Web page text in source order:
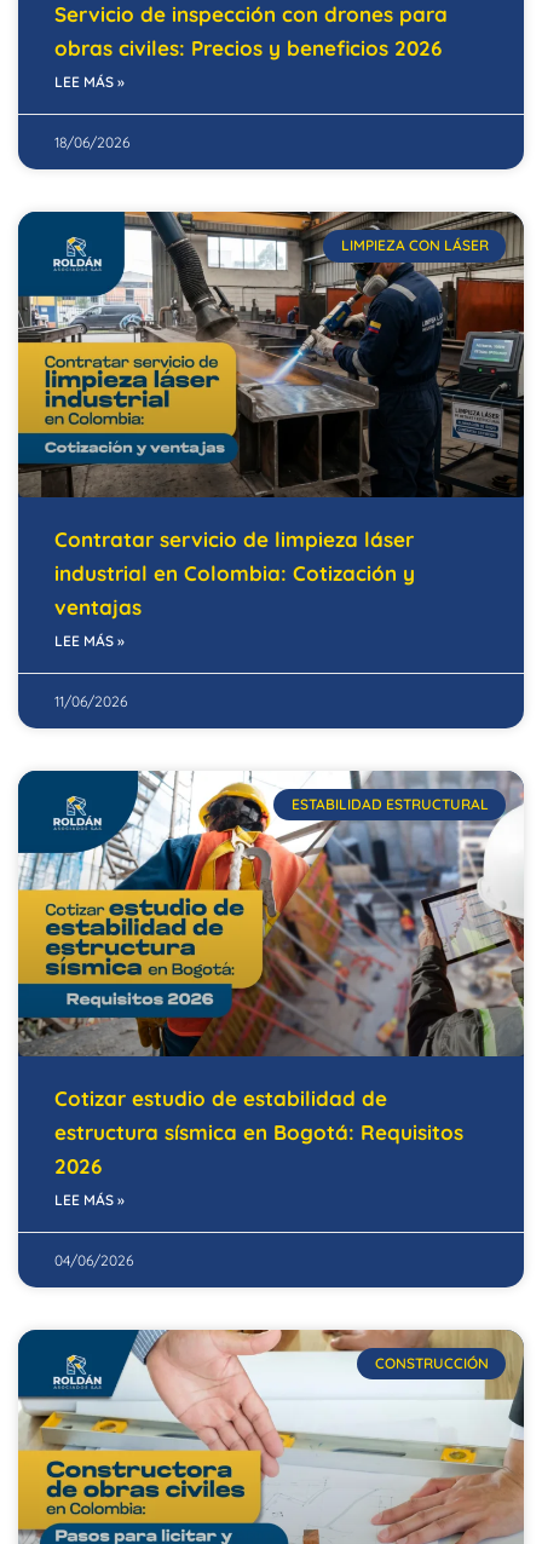
Servicio de inspección con drones para
obras civiles: Precios y beneficios 2026
LEE MÁS »
18/06/2026
LIMPIEZA CON LÁSER
Contratar servicio de limpieza láser
industrial en Colombia: Cotización y
ventajas
LEE MÁS »
11/06/2026
ESTABILIDAD ESTRUCTURAL
Cotizar estudio de estabilidad de
estructura sísmica en Bogotá: Requisitos
2026
LEE MÁS »
04/06/2026
CONSTRUCCIÓN